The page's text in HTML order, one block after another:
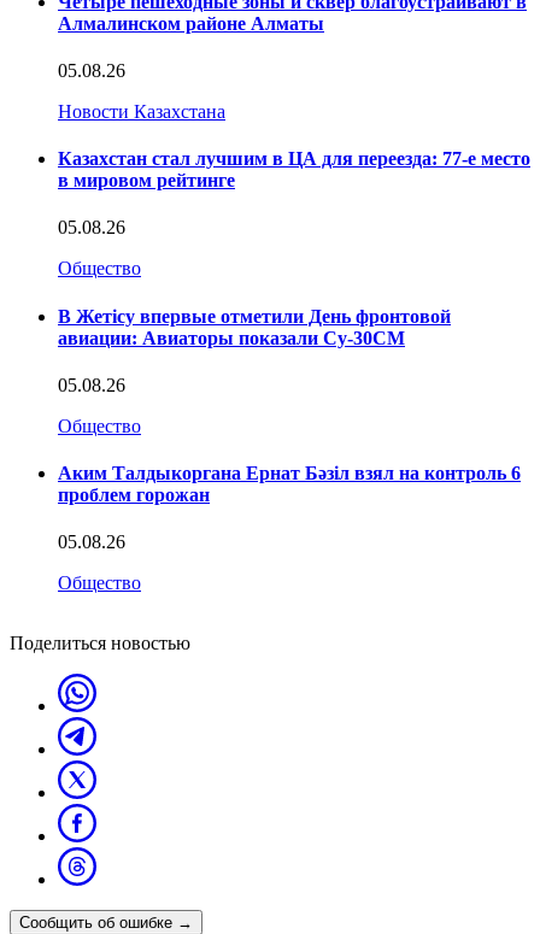
Алмалинском районе Алматы
05.08.26
Новости Казахстана
Казахстан стал лучшим в ЦА для переезда: 77-е место
в мировом рейтинге
05.08.26
Общество
В Жетісу впервые отметили День фронтовой
авиации: Авиаторы показали Су-30СМ
05.08.26
Общество
Аким Талдыкоргана Ернат Бәзіл взял на контроль 6
проблем горожан
05.08.26
Общество
Поделиться новостью
Сообщить об ошибке →